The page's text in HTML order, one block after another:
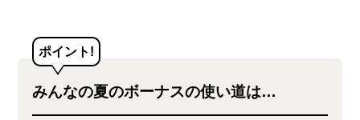
ポイント!
みんなの夏のボーナスの使い道は…